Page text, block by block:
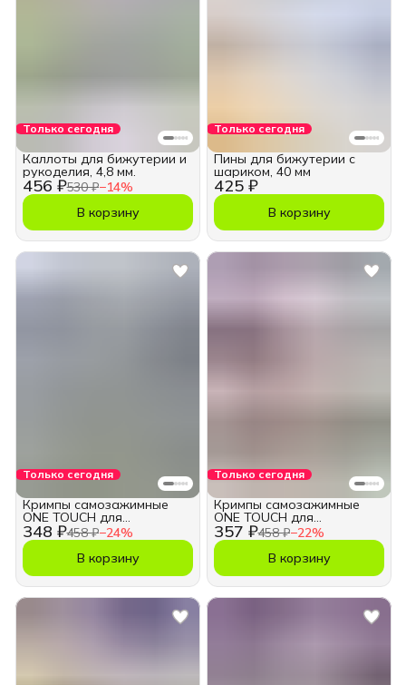
Только сегодня
456 ₽530 ₽−14%
Каллоты для бижутерии и
рукоделия, 4,8 мм.
В корзину
Только сегодня
425 ₽
Пины для бижутерии с
шариком, 40 мм
В корзину
Только сегодня
348 ₽458 ₽−24%
Кримпы самозажимные
ONE TOUCH для
бижутерии 3,3 мм.
В корзину
Только сегодня
357 ₽458 ₽−22%
Кримпы самозажимные
ONE TOUCH для
бижутерии 3,3 мм.
В корзину